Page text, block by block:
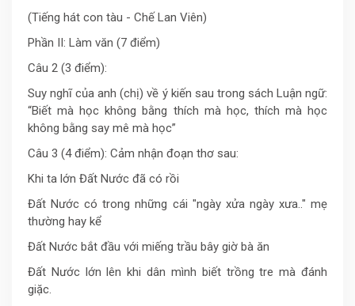
(Tiếng hát con tàu - Chế Lan Viên)
Phần II: Làm văn (7 điểm)
Câu 2 (3 điểm):
Suy nghĩ của anh (chị) về ý kiến sau trong sách Luận ngữ:
“Biết mà học không bằng thích mà học, thích mà học
không bằng say mê mà học”
Câu 3 (4 điểm): Cảm nhận đoạn thơ sau:
Khi ta lớn Đất Nước đã có rồi
Đất Nước có trong những cái "ngày xửa ngày xưa.." mẹ
thường hay kể
Đất Nước bắt đầu với miếng trầu bây giờ bà ăn
Đất Nước lớn lên khi dân mình biết trồng tre mà đánh
giặc.